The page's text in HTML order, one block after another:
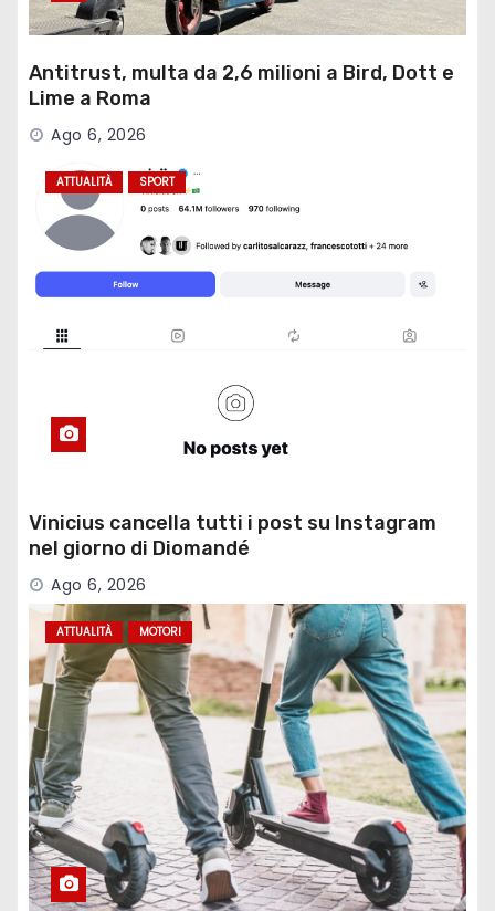
Antitrust, multa da 2,6 milioni a Bird, Dott e
Lime a Roma
Ago 6, 2026
ATTUALITÀ SPORT
Vinicius cancella tutti i post su Instagram
nel giorno di Diomandé
Ago 6, 2026
ATTUALITÀ MOTORI